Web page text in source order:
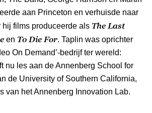
aan Princeton en verhuisde naar
hij films produceerde als The Last
en To Die For. Taplin was oprichter
On Demand’-bedrijf ter wereld:
nu les aan de Annenberg School for
de University of Southern California,
van het Annenberg Innovation Lab.